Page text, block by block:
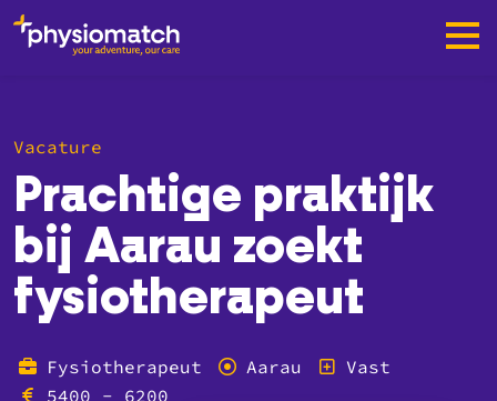
Vacature
Prachtige praktijk
bij Aarau zoekt
fysiotherapeut
Fysiotherapeut Aarau
Vast
5400 - 6200